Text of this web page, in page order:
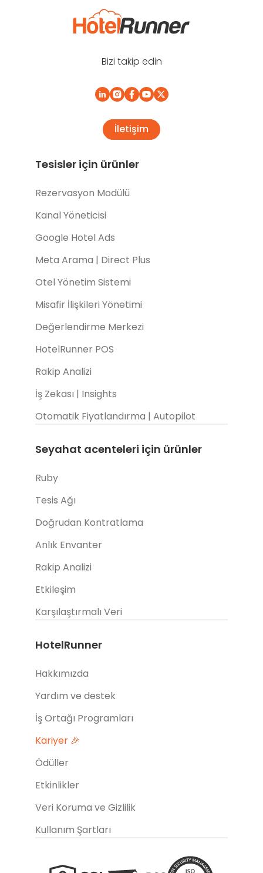
Bizi takip edin
İletişim
Tesisler için ürünler
Rezervasyon Modülü
Kanal Yöneticisi
Google Hotel Ads
Meta Arama | Direct Plus
Otel Yönetim Sistemi
Misafir İlişkileri Yönetimi
Değerlendirme Merkezi
HotelRunner POS
Rakip Analizi
İş Zekası | Insights
Otomatik Fiyatlandırma | Autopilot
Seyahat acenteleri için ürünler
Ruby
Tesis Ağı
Doğrudan Kontratlama
Anlık Envanter
Rakip Analizi
Etkileşim
Karşılaştırmalı Veri
HotelRunner
Hakkımızda
Yardım ve destek
İş Ortağı Programları
Kariyer 🎉
Ödüller
Etkinlikler
Veri Koruma ve Gizlilik
Kullanım Şartları